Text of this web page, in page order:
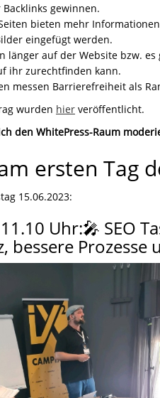
gewinnen.
bieten mehr
eingefügt werden.
länger auf der Website bzw.
ihr zurechtfinden kann.
messen Barrierefreiheit als
wurden hier veröffentlicht.
den WhitePress-Raum
ersten Tag
15.06.2023:
Uhr:🎤 SEO
bessere